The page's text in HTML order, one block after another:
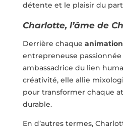
détente et le plaisir du
Charlotte, l’âme de
Derrière chaque animation
entrepreneuse
ambassadrice du lien
créativité, elle allie
pour transformer chaque
durable.
En d’autres termes,